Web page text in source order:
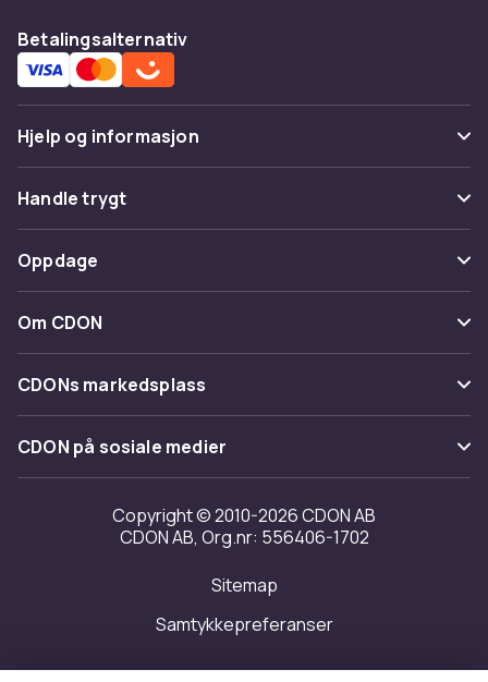
Betalingsalternativ
Hjelp og informasjon
Vanlige spørsmål
Spor pakke
Angre & returner her
Kontakt oss
Handle trygt
Betaling
Levering
Tilbakekallinger
Oppdage
Kategorier
Varemerker
Om CDON
Om oss
Kundeanmeldelser
Jobbe på CDON
Investor relations
Tilgjengelighet
CDONs markedsplass
Merchant Help Center
CDON på sosiale medier
Copyright © 2010-2026 CDON AB
CDON AB, Org.nr: 556406-1702
Sitemap
Samtykkepreferanser